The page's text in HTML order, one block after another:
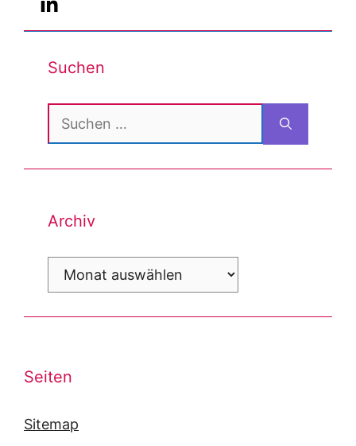
Suchen
Suchen
nach:
Archiv
Archiv
Seiten
Sitemap